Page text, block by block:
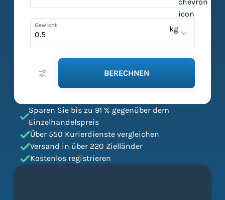
Gewicht kg
BERECHNEN
Sparen Sie bis zu 91 % gegenüber dem
Einzelhandelspreis
Über 550 Kurierdienste vergleichen
Versand in über 220 Zielländer
Kostenlos registrieren